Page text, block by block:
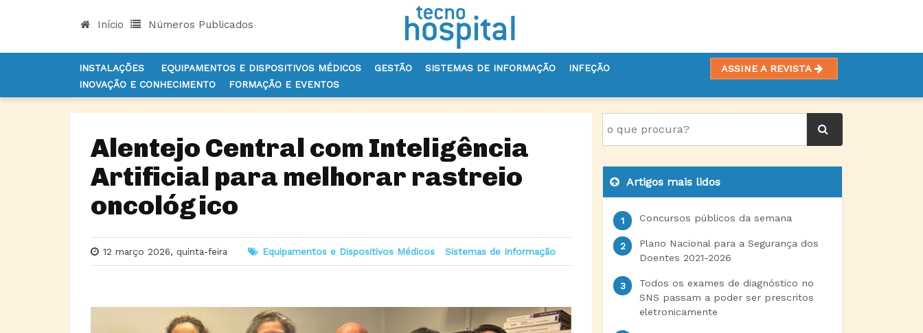
Início Números Publicados
INSTALAÇÕES EQUIPAMENTOS E DISPOSITIVOS MÉDICOS GESTÃO SISTEMAS DE INFORMAÇÃO
INFEÇÃO
INOVAÇÃO E CONHECIMENTO
FORMAÇÃO E EVENTOS
ASSINE A REVISTA
INÍCIO NOTÍCIAS EQUIPAMENTOS E DISPOSITIVOS MÉDICOS
Alentejo Central com Inteligência
Artificial para melhorar rastreio
oncológico
12 março 2026, quinta-feira Equipamentos e Dispositivos Médicos Sistemas de Informação
Artigos mais lidos
Concursos públicos da semana
Plano Nacional para a Segurança dos
Doentes 2021-2026
Todos os exames de diagnóstico no
SNS passam a poder ser prescritos
eletronicamente